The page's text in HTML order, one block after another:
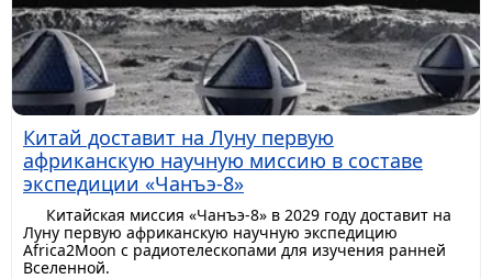
Китай доставит на Луну первую
африканскую научную миссию в составе
экспедиции «Чанъэ-8»
Китайская миссия «Чанъэ-8» в 2029 году доставит на
Луну первую африканскую научную экспедицию
Africa2Moon с радиотелескопами для изучения ранней
Вселенной.